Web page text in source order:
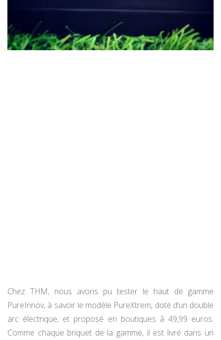
Chez THM, nous avons pu tester le haut de gamme
PureInnov, à savoir le modèle PureXtrem, doté d’un double
arc électrique, et proposé en boutiques à 49,99 euros.
Comme chaque briquet de la gamme, il est livré dans un